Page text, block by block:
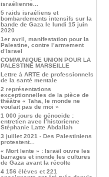
israélienne...
5 raids israéliens et
bombardements intensifs sur la
bande de Gaza le lundi 15 juin
2020
1er avril, manifestation pour la
Palestine, contre l’armement
d’Israel
COMMUNIQUE UNION POUR LA
PALESTINE MARSEILLE
Lettre à ARTE de professionnels
de la santé mentale
2 représentations
exceptionnelles de la pièce de
théâtre « Taha, le monde ne
voulait pas de moi »
1 000 jours de génocide :
entretien avec l’historienne
Stéphanie Latte Abdallah
3 juillet 2021 - Des Palestiniens
protestent...
« Mort lente » : Israël ouvre les
barrages et inonde les cultures
de Gaza avant la récolte
4 156 élèves et 221